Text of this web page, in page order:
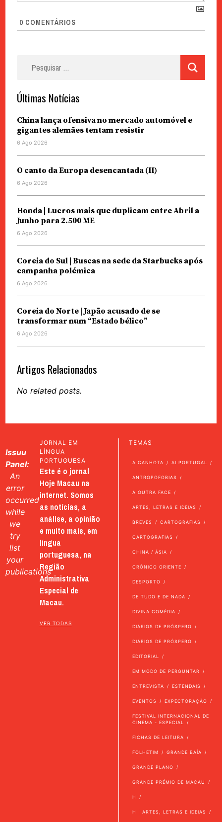
0 COMENTÁRIOS
Últimas Notícias
China lança ofensiva no mercado automóvel e
gigantes alemães tentam resistir
6 Ago 2026
O canto da Europa desencantada (II)
6 Ago 2026
Honda | Lucros mais que duplicam entre Abril a
Junho para 2.500 ME
6 Ago 2026
Coreia do Sul | Buscas na sede da Starbucks após
campanha polémica
6 Ago 2026
Coreia do Norte | Japão acusado de se
transformar num “Estado bélico”
6 Ago 2026
Artigos Relacionados
No related posts.
Issuu
Panel:
An
error
occurred
while
we
try
list
your
publications
JORNAL EM
LÍNGUA
PORTUGUESA
Este é o jornal
Hoje Macau na
internet. Somos
as notícias, a
análise, a opinião
e muito mais, em
língua
portuguesa, na
Região
Administrativa
Especial de
Macau.
VER TODAS
TEMAS
A CANHOTA AI PORTUGAL
ANTROPOFOBIAS
A OUTRA FACE
ARTES, LETRAS E IDEIAS
BREVES CARTOGRAFIAS
CARTOGRAFIAS
CHINA / ÁSIA
CRÓNICO ORIENTE
DESPORTO
DE TUDO E DE NADA
DIVINA COMÉDIA
DIÁRIOS DE PRÓSPERO
DIÁRIOS DE PRÓSPERO
EDITORIAL
EM MODO DE PERGUNTAR
ENTREVISTA ESTENDAIS
EVENTOS EXPECTORAÇÃO
FESTIVAL INTERNACIONAL DE
CINEMA - ESPECIAL
FICHAS DE LEITURA
FOLHETIM GRANDE BAÍA
GRANDE PLANO
GRANDE PRÉMIO DE MACAU
H
H | ARTES, LETRAS E IDEIAS